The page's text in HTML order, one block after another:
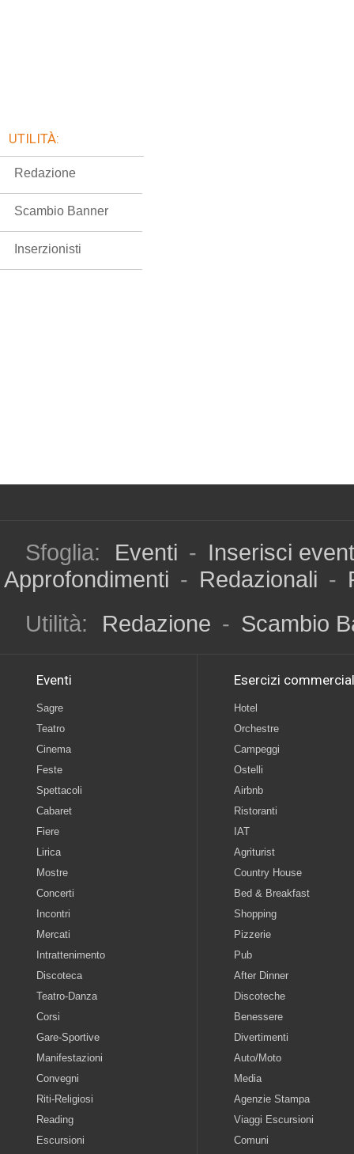
UTILITÀ:
Redazione
Scambio Banner
Inserzionisti
Sfoglia: Eventi - Inserisci
Approfondimenti - Redazionali -
Utilità:
Redazione - Scambio
Eventi
Sagre
Teatro
Cinema
Feste
Spettacoli
Cabaret
Fiere
Lirica
Mostre
Concerti
Incontri
Mercati
Intrattenimento
Discoteca
Teatro-Danza
Corsi
Gare-Sportive
Manifestazioni
Convegni
Riti-Religiosi
Reading
Escursioni
Esercizi
Hotel
Orchestre
Campeggi
Ostelli
Airbnb
Ristoranti
IAT
Agriturist
Country House
Bed & Breakfast
Shopping
Pizzerie
Pub
After Dinner
Discoteche
Benessere
Divertimenti
Auto/Moto
Media
Agenzie Stampa
Viaggi Escursioni
Comuni